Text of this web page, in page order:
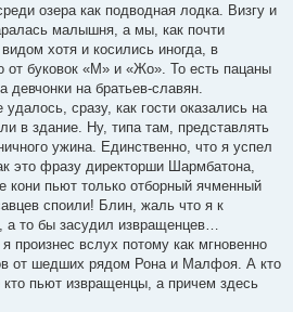
озера как подводная лодка. Визгу и
малышня, а мы, как почти
хотя и косились иногда, в
от буковок «М» и «Жо». То есть пацаны
на братьев-славян.
сразу, как гости оказались на
в здание. Ну, типа там, представлять
ужина. Единственно, что я успел
это фразу директорши Шармбатона,
пьют только отборный ячменный
споили! Блин, жаль что я к
то бы засудил извращенцев…
вслух потому как мгновенно
от шедших рядом Рона и Малфоя. А кто
пьют извращенцы, а причем здесь